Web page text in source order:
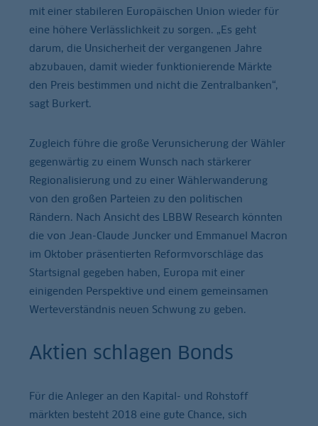
mit einer stabileren Europäischen Union wieder für
eine höhere Verlässlichkeit zu sorgen. „Es geht
darum, die Unsicherheit der vergangenen Jahre
abzubauen, damit wieder funktionierende Märkte
den Preis bestimmen und nicht die Zentralbanken“,
sagt Burkert.
Zugleich führe die große Verunsicherung der Wähler
gegenwärtig zu einem Wunsch nach stärkerer
Regionalisierung und zu einer Wählerwanderung
von den großen Parteien zu den politischen
Rändern. Nach Ansicht des LBBW Research könnten
die von Jean-Claude Juncker und Emmanuel Macron
im Oktober präsentierten Reformvorschläge das
Startsignal gegeben haben, Europa mit einer
einigenden Perspektive und einem gemeinsamen
Werteverständnis neuen Schwung zu geben.
Aktien schlagen Bonds
Für die Anleger an den Kapital- und Rohstoff
märkten besteht 2018 eine gute Chance, sich